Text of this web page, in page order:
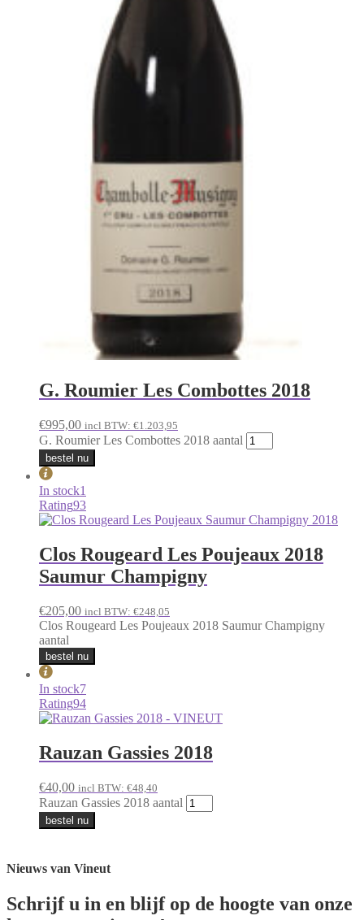
G. Roumier Les Combottes 2018
€995,00 incl BTW: €1.203,95
G. Roumier Les Combottes 2018 aantal
bestel nu
In stock1
Rating93
Clos Rougeard Les Poujeaux 2018
Saumur Champigny
€205,00 incl BTW: €248,05
Clos Rougeard Les Poujeaux 2018 Saumur Champigny
aantal
bestel nu
In stock7
Rating94
Rauzan Gassies 2018
€40,00 incl BTW: €48,40
Rauzan Gassies 2018 aantal
bestel nu
Nieuws van Vineut
Schrijf u in en blijf op de hoogte van onze